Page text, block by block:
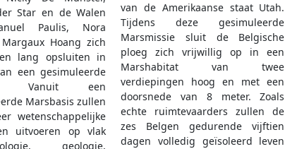
Star en de Walen
Paulis, Nora
Hoang zich
lang opsluiten in
een gesimuleerde
Vanuit een
Marsbasis zullen
wetenschappelijke
uitvoeren op vlak
geologie,
van de Amerikaanse staat Utah.
Tijdens deze gesimuleerde
Marsmissie sluit de Belgische
ploeg zich vrijwillig op in een
Marshabitat van twee
verdiepingen hoog en met een
doorsnede van 8 meter. Zoals
echte ruimtevaarders zullen de
zes Belgen gedurende vijftien
dagen volledig geïsoleerd leven